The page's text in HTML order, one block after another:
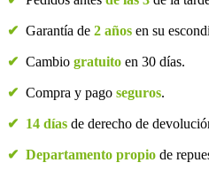
✔ Garantía de 2 años en su
✔ Cambio gratuito en 30 días.
✔ Compra y pago seguros.
✔ 14 días de derecho de
✔ Departamento propio de